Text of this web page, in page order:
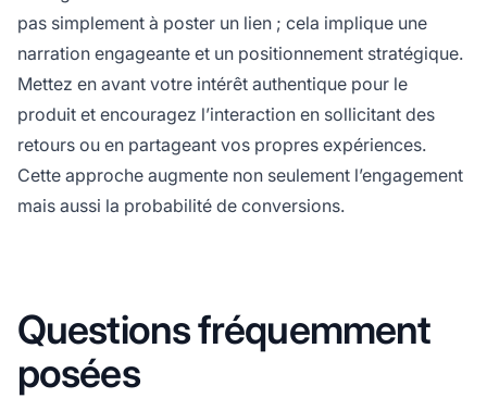
pas simplement à poster un lien ; cela implique une
narration engageante et un positionnement stratégique.
Mettez en avant votre intérêt authentique pour le
produit et encouragez l’interaction en sollicitant des
retours ou en partageant vos propres expériences.
Cette approche augmente non seulement l’engagement
mais aussi la probabilité de conversions.
Questions fréquemment
posées